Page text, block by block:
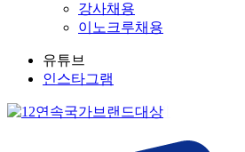
강사채용
이노크루채용
유튜브
인스타그램